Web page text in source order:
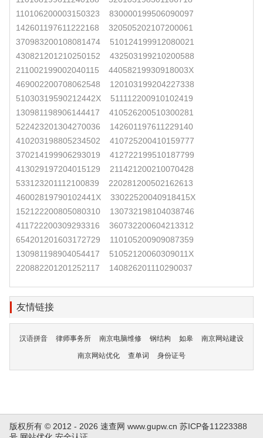
110106200003150323
830000199506090097
142601197611222168
320505202107200061
370983200108081474
510124199912080021
430821201210250152
432503199210200588
211002199002040115
44058219930918003X
469002200708062548
120103199204227338
51030319590212442X
511112200910102419
130981198906144417
410526200510300281
522423201304270036
142601197611229140
410203198805234502
410725200410159777
370214199906293019
412722199510187799
413029197204015129
211421200210070428
533123201112100839
220281200502162613
46002819790102441X
33022520040918415X
152122200805080310
130732198104038746
411722200309293316
360732200604213312
654201201603172729
110105200909087359
130981198904054417
51052120060309011X
220882201201252117
140826201110290037
友情链接
汉语拼音 律师事务所 南京电脑维修 钢结构 如皋 南京网站建设
南京网站优化 查单词 身份证号
版权所有 © 2012 - 2026 速查网 www.gupw.cn 苏ICP备11223388